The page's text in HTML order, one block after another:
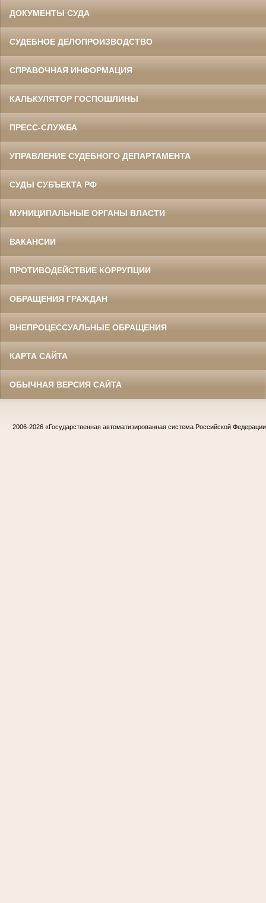
ДОКУМЕНТЫ СУДА
СУДЕБНОЕ ДЕЛОПРОИЗВОДСТВО
СПРАВОЧНАЯ ИНФОРМАЦИЯ
КАЛЬКУЛЯТОР ГОСПОШЛИНЫ
ПРЕСС-СЛУЖБА
УПРАВЛЕНИЕ СУДЕБНОГО ДЕПАРТАМЕНТА
СУДЫ СУБЪЕКТА РФ
МУНИЦИПАЛЬНЫЕ ОРГАНЫ ВЛАСТИ
ВАКАНСИИ
ПРОТИВОДЕЙСТВИЕ КОРРУПЦИИ
ОБРАЩЕНИЯ ГРАЖДАН
ВНЕПРОЦЕССУАЛЬНЫЕ ОБРАЩЕНИЯ
КАРТА САЙТА
ОБЫЧНАЯ ВЕРСИЯ САЙТА
2006-2026 «Государственная автоматизированная система Российской